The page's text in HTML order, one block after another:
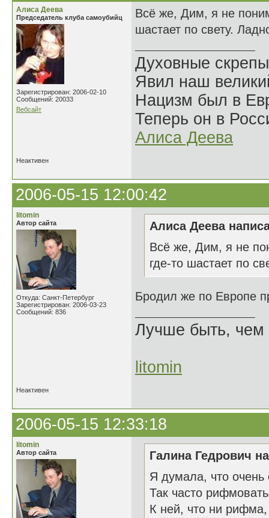
Алиса Деева
Председатель клуба самоубийц
Зарегистрирован: 2006-02-10
Сообщений: 20033
Вебсайт
Всё же, Дим, я не
шастает по свету.
Духовные
Явил наш
Нацизм был в
Теперь он в
Алиса Деева
Неактивен
2006-05-15 12:00:42
litomin
Автор сайта
Откуда: Санкт-Петербург
Зарегистрирован: 2006-03-23
Сообщений: 836
Алиса Деева
Всё же, Дим, я не
где-то шастает по
Бродил же по Европе
Лучше быть, чем
litomin
Неактивен
2006-05-15 12:33:18
litomin
Автор сайта
Галина Гедрович
Я думала, что очень
Так часто
К ней, что ни рифма,